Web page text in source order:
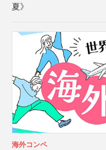
夏》
海外コンペ